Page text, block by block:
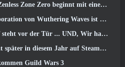
einer Reise zu einer Bangboo-Insel im Himmel, Und zur Steam-Plattform
genau das, was ich mir von meinen Videospiel-Crossover-Events erwarte
Tür ... UND, Wir haben ein offizielles Startfenster
in diesem Jahr auf Steam und Purple
Guild Wars 3